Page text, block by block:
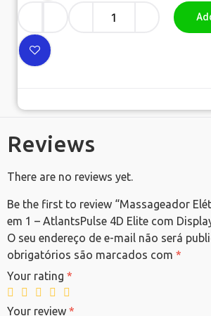
Reviews
There are no reviews yet.
Be the first to review “Massageador
em 1 – AtlantsPulse 4D Elite com
O seu endereço de e-mail não será
obrigatórios são marcados com *
Your rating *
Your review *